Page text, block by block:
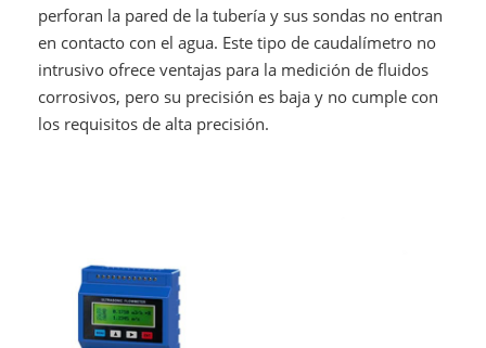
perforan la pared de la tubería y sus sondas no entran
en contacto con el agua. Este tipo de caudalímetro no
intrusivo ofrece ventajas para la medición de fluidos
corrosivos, pero su precisión es baja y no cumple con
los requisitos de alta precisión.